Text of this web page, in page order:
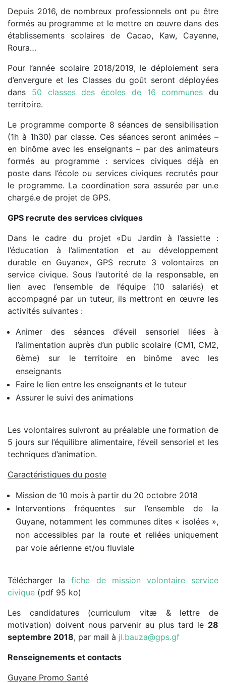
Depuis 2016, de nombreux professionnels ont pu être
formés au programme et le mettre en œuvre dans des
établissements scolaires de Cacao, Kaw, Cayenne,
Roura…
Pour l’année scolaire 2018/2019, le déploiement sera
d’envergure et les Classes du goût seront déployées
dans 50 classes des écoles de 16 communes du
territoire.
Le programme comporte 8 séances de sensibilisation
(1h à 1h30) par classe. Ces séances seront animées –
en binôme avec les enseignants – par des animateurs
formés au programme : services civiques déjà en
poste dans l’école ou services civiques recrutés pour
le programme. La coordination sera assurée par un.e
chargé.e de projet de GPS.
GPS recrute des services civiques
Dans le cadre du projet «Du Jardin à l’assiette :
l’éducation à l’alimentation et au développement
durable en Guyane», GPS recrute 3 volontaires en
service civique. Sous l’autorité de la responsable, en
lien avec l’ensemble de l’équipe (10 salariés) et
accompagné par un tuteur, ils mettront en œuvre les
activités suivantes :
Animer des séances d’éveil sensoriel liées à
l’alimentation auprès d’un public scolaire (CM1, CM2,
6ème) sur le territoire en binôme avec les
enseignants
Faire le lien entre les enseignants et le tuteur
Assurer le suivi des animations
Les volontaires suivront au préalable une formation de
5 jours sur l’équilibre alimentaire, l’éveil sensoriel et les
techniques d’animation.
Caractéristiques du poste
Mission de 10 mois à partir du 20 octobre 2018
Interventions fréquentes sur l’ensemble de la
Guyane, notamment les communes dites « isolées »,
non accessibles par la route et reliées uniquement
par voie aérienne et/ou fluviale
Télécharger la fiche de mission volontaire service
civique (pdf 95 ko)
Les candidatures (curriculum vitæ & lettre de
motivation) doivent nous parvenir au plus tard le 28
septembre 2018, par mail à jl.bauza@gps.gf
Renseignements et contacts
Guyane Promo Santé